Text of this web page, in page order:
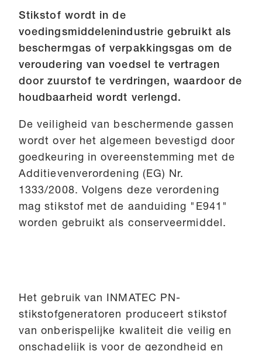
Stikstof wordt in de
voedingsmiddelenindustrie gebruikt als
beschermgas of verpakkingsgas om de
veroudering van voedsel te vertragen
door zuurstof te verdringen, waardoor de
houdbaarheid wordt verlengd.
De veiligheid van beschermende gassen
wordt over het algemeen bevestigd door
goedkeuring in overeenstemming met de
Additievenverordening (EG) Nr.
1333/2008. Volgens deze verordening
mag stikstof met de aanduiding "E941"
worden gebruikt als conserveermiddel.
Het gebruik van INMATEC PN-
stikstofgeneratoren produceert stikstof
van onberispelijke kwaliteit die veilig en
onschadelijk is voor de gezondheid en